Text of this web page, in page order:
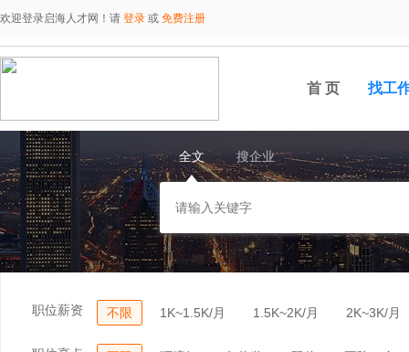
欢迎登录启海人才网！请 登录 或 免费注册
首 页 找工
全文 搜企业
职位薪资 不限 1K~1.5K/月 1.5K~2K/月 2K~3K/月